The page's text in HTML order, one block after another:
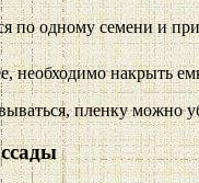
одному семени и
необходимо накрыть
пленку можно